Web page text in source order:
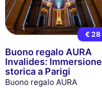
€ 28
Buono regalo AURA
Invalides: Immersione
storica a Parigi
Buono regalo AURA